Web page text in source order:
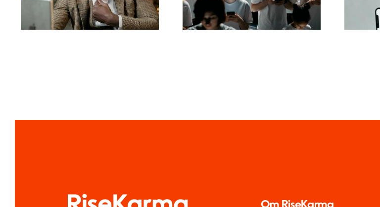
privatlivet
konverterer
Om RiseKarma